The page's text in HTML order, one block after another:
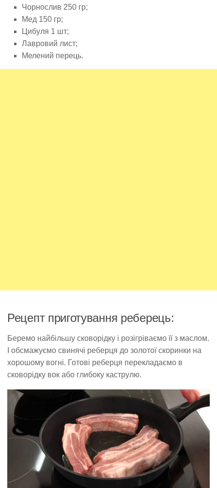
Чорнослив 250 гр;
Мед 150 гр;
Цибуля 1 шт;
Лавровий лист;
Мелений перець.
Рецепт приготування реберець:
Беремо найбільшу сковорідку і розігріваємо її з маслом.
І обсмажуємо свинячі реберця до золотої скоринки на
хорошому вогні. Готові реберця перекладаємо в
сковорідку вок або глибоку каструлю.